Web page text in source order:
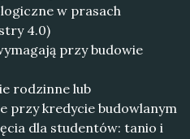
w prasach
4.0)
przy budowie
rodzinne lub
przy kredycie budowlanym
dla studentów: tanio i